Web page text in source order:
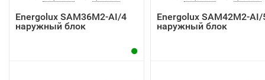
Energolux SAM36M2-AI/4
наружный блок
Energolux SAM42M2-AI/
наружный блок